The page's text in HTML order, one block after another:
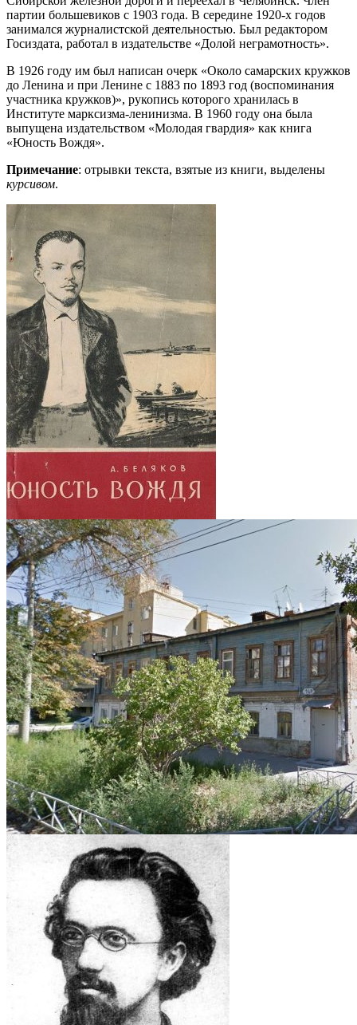
партии большевиков с 1903 года. В середине 1920-х годов
занимался журналистской деятельностью. Был редактором
Госиздата, работал в издательстве «Долой неграмотность».
В 1926 году им был написан очерк «Около самарских кружков
до Ленина и при Ленине с 1883 по 1893 год (воспоминания
участника кружков)», рукопись которого хранилась в
Институте марксизма-ленинизма. В 1960 году она была
выпущена издательством «Молодая гвардия» как книга
«Юность Вождя».
Примечание: отрывки текста, взятые из книги, выделены
курсивом.